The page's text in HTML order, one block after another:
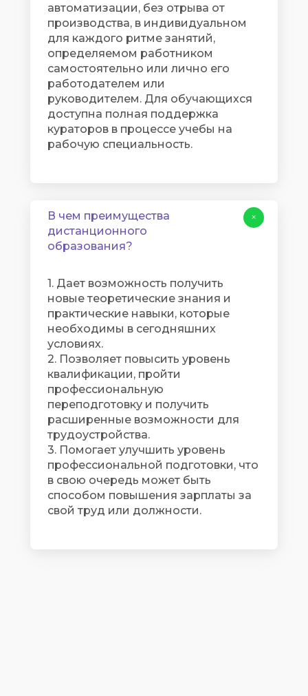
автоматизации, без отрыва от
производства, в индивидуальном
для каждого ритме занятий,
определяемом работником
самостоятельно или лично его
работодателем или
руководителем. Для обучающихся
доступна полная поддержка
кураторов в процессе учебы на
рабочую специальность.
В чем преимущества
дистанционного
образования?
1. Дает возможность получить
новые теоретические знания и
практические навыки, которые
необходимы в сегодняшних
условиях.
2. Позволяет повысить уровень
квалификации, пройти
профессиональную
переподготовку и получить
расширенные возможности для
трудоустройства.
3. Помогает улучшить уровень
профессиональной подготовки, что
в свою очередь может быть
способом повышения зарплаты за
свой труд или должности.
+